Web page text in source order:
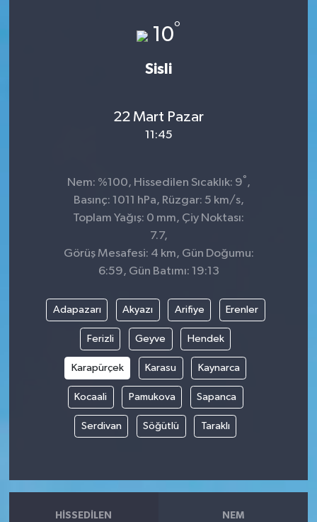
10°
Sisli
22 Mart Pazar
11:45
Nem: %100, Hissedilen Sıcaklık: 9° ,
Basınç: 1011 hPa, Rüzgar: 5 km/s,
Toplam Yağış: 0 mm, Çiy Noktası:
7.7,
Görüş Mesafesi: 4 km, Gün Doğumu:
6:59, Gün Batımı: 19:13
Adapazarı Akyazı Arifiye Erenler
Ferizli Geyve Hendek
Karapürçek Karasu Kaynarca
Kocaali Pamukova Sapanca
Serdivan Söğütlü Taraklı
HISSEDILEN NEM
KURDÎ
Sağlık & Yaşam
Siyaset
Yaşam